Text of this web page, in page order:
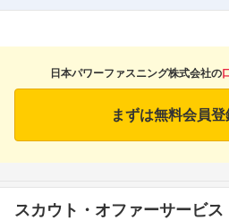
日本パワーファスニング株式会社の
まずは無料会員登
スカウト・オファーサービス